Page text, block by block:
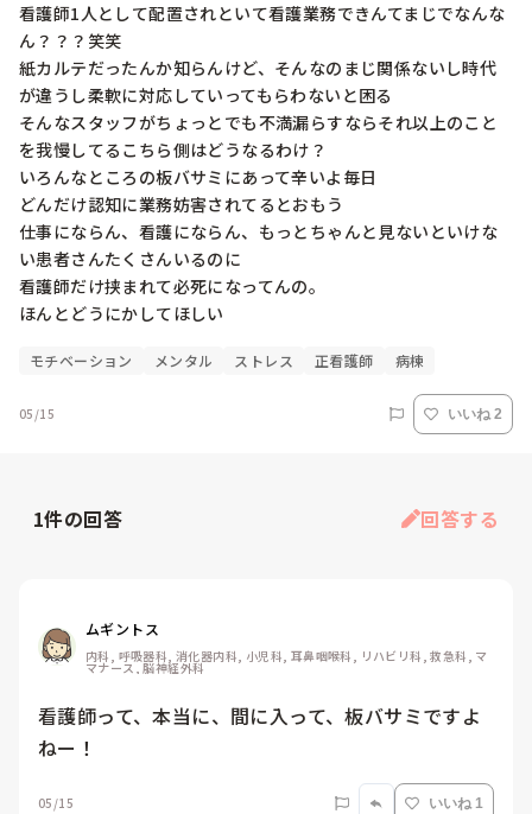
看護師1人として配置されといて看護業務できんてまじでなんな
ん？？？笑笑
紙カルテだったんか知らんけど、そんなのまじ関係ないし時代
が違うし柔軟に対応していってもらわないと困る
そんなスタッフがちょっとでも不満漏らすならそれ以上のこと
を我慢してるこちら側はどうなるわけ？
いろんなところの板バサミにあって辛いよ毎日
どんだけ認知に業務妨害されてるとおもう
仕事にならん、看護にならん、もっとちゃんと見ないといけな
い患者さんたくさんいるのに
看護師だけ挟まれて必死になってんの。
ほんとどうにかしてほしい
モチベーション メンタル ストレス 正看護師 病棟
05/15 いいね 2
1件の回答 回答する
ムギントス
内科, 呼吸器科, 消化器内科, 小児科, 耳鼻咽喉科, リハビリ科, 救急科, マ
マナース, 脳神経外科
看護師って、本当に、間に入って、板バサミですよ
ねー！
05/15 いいね 1